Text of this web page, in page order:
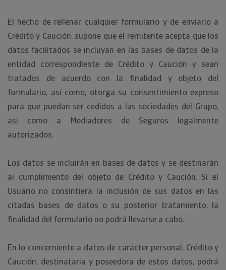
El hecho de rellenar cualquier formulario y de enviarlo a
Crédito y Caución, supone que el remitente acepta que los
datos facilitados se incluyan en las bases de datos de la
entidad correspondiente de Crédito y Caución y sean
tratados de acuerdo con la finalidad y objeto del
formulario, así como, otorga su consentimiento expreso
para que puedan ser cedidos a las sociedades del Grupo,
así como a Mediadores de Seguros legalmente
autorizados.
Los datos se incluirán en bases de datos y se destinarán
al cumplimiento del objeto de Crédito y Caución. Si el
Usuario no consintiera la inclusión de sus datos en las
citadas bases de datos o su posterior tratamiento, la
finalidad del formulario no podrá llevarse a cabo.
En lo concerniente a datos de carácter personal, Crédito y
Caución, destinataria y poseedora de estos datos, podrá